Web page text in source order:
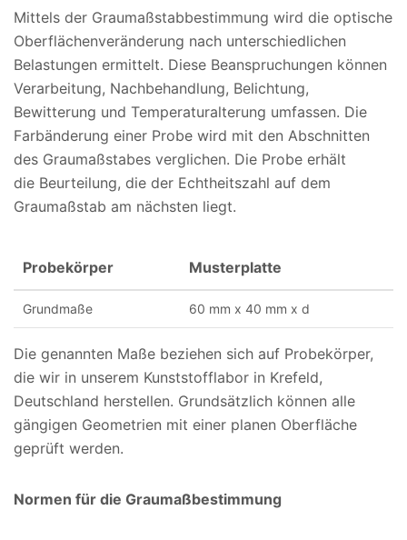
Mittels der Graumaßstabbestimmung wird die optische
Oberflächenveränderung nach unterschiedlichen
Belastungen ermittelt. Diese Beanspruchungen können
Verarbeitung, Nachbehandlung, Belichtung,
Bewitterung und Temperaturalterung umfassen. Die
Farbänderung einer Probe wird mit den Abschnitten
des Graumaßstabes verglichen. Die Probe erhält
die Beurteilung, die der Echtheitszahl auf dem
Graumaßstab am nächsten liegt.
Probekörper Musterplatte
Grundmaße 60 mm x 40 mm x d
Die genannten Maße beziehen sich auf Probekörper,
die wir in unserem Kunststofflabor in Krefeld,
Deutschland herstellen. Grundsätzlich können alle
gängigen Geometrien mit einer planen Oberfläche
geprüft werden.
Normen für die Graumaßbestimmung